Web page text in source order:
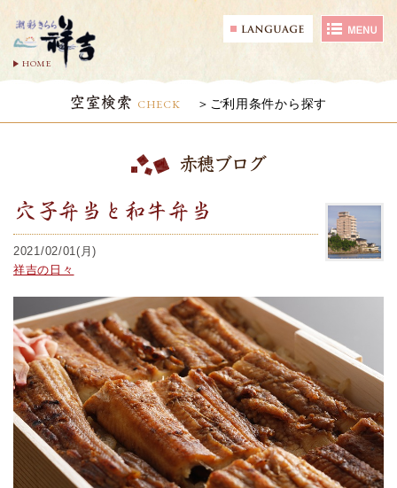
HOME
空室検索 CHECK ご利用条件から探す
赤穂ブログ
穴子弁当と和牛弁当
2021/02/01(月)
祥吉の日々